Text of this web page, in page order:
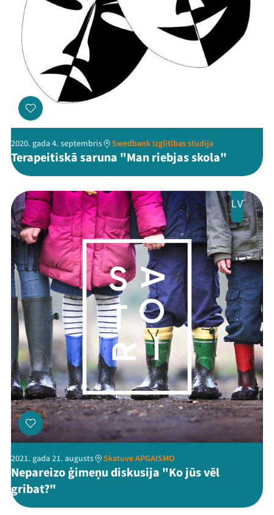
2020. gada 4. septembris Swedbank Izglītības studija
Terapeitiskā saruna "Man riebjas skola"
LV
2021. gada 21. augusts Skatuve APGAISMO
Nepareizo ģimeņu diskusija "Ko jūs vēl
gribat?"